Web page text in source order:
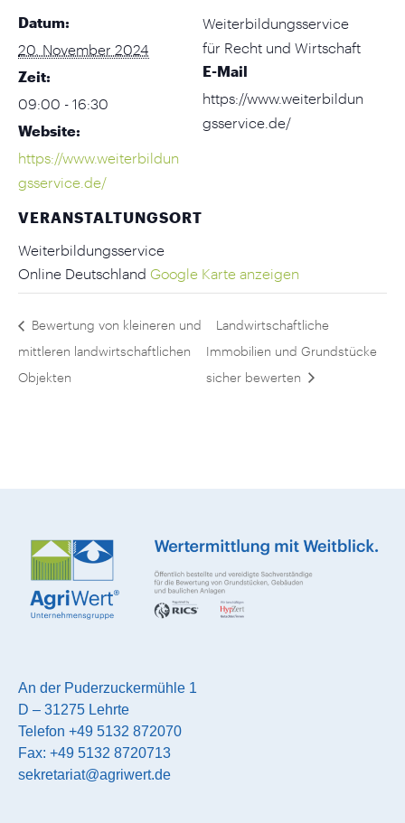
Datum:
20. November 2024
Zeit:
09:00 - 16:30
Website:
https://www.weiterbildun
gsservice.de/
VERANSTALTUNGSORT
Weiterbildungsservice
Online Deutschland Google Karte anzeigen
Weiterbildungsservice
für Recht und Wirtschaft
E-Mail
https://www.weiterbildun
gsservice.de/
Bewertung von kleineren und
mittleren landwirtschaftlichen
Objekten
Landwirtschaftliche
Immobilien und Grundstücke
sicher bewerten
An der Puderzuckermühle 1
D – 31275 Lehrte
Telefon +49 5132 872070
Fax: +49 5132 8720713
sekretariat@agriwert.de